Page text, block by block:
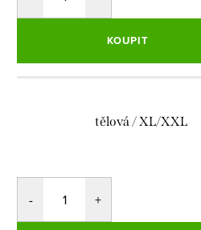
KOUPIT
tělová / XL/XXL